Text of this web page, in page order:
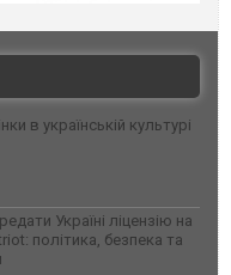
в українській культурі
Україні ліцензію на
політика, безпека та